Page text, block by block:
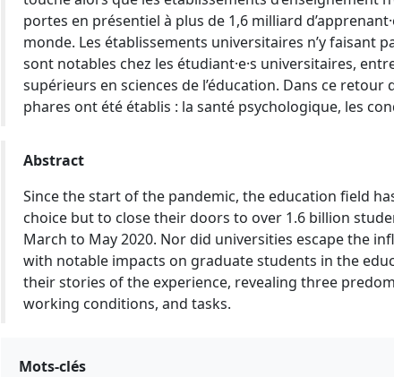
portes en présentiel à plus de 1,6 milliard
monde. Les établissements universitaires n’y faisant
sont notables chez les étudiant·e·s universitaires,
supérieurs en sciences de l’éducation. Dans ce
phares ont été établis : la santé psychologique, les
Abstract
Since the start of the pandemic, the education field
choice but to close their doors to over 1.6 billion
March to May 2020. Nor did universities escape the
with notable impacts on graduate students in the
their stories of the experience, revealing three
working conditions, and tasks.
Mots-clés